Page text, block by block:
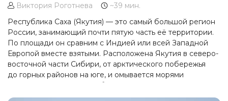
Виктория Роготнева
~39 мин.
Республика Саха (Якутия) — это самый большой регион
России, занимающий почти пятую часть её территории.
По площади он сравним с Индией или всей Западной
Европой вместе взятыми. Расположена Якутия в северо-
восточной части Сибири, от арктического побережья
до горных районов на юге, и омывается морями
Лаптевых и Восточно-Сибирским. Это регион
с колоссальными расстояниями и минимальной